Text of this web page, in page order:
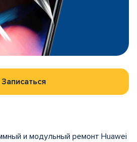
Записаться
и модульный ремонт Huawei